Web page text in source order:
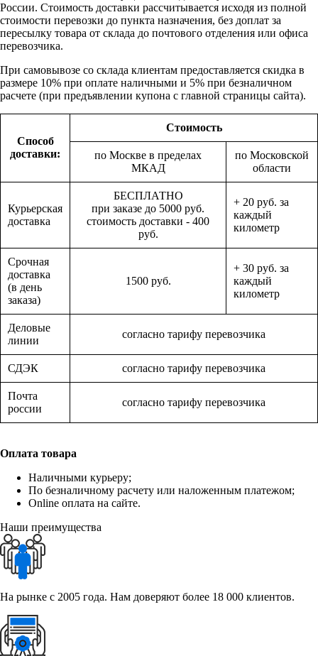
России. Стоимость доставки рассчитывается исходя из полной
стоимости перевозки до пункта назначения, без доплат за
пересылку товара от склада до почтового отделения или офиса
перевозчика.
При самовывозе со склада клиентам предоставляется скидка в
размере 10% при оплате наличными и 5% при безналичном
расчете (при предъявлении купона с главной страницы сайта).
Способ
доставки:
Стоимость
по Москве в пределах
МКАД
по Московской
области
Курьерская
доставка
БЕСПЛАТНО
при заказе до 5000 руб.
стоимость доставки - 400
руб.
+ 20 руб. за
каждый
километр
Срочная
доставка
(в день
заказа)
1500 руб.
+ 30 руб. за
каждый
километр
Деловые
линии
согласно тарифу перевозчика
СДЭК согласно тарифу перевозчика
Почта
россии
согласно тарифу перевозчика
Оплата товара
Наличными курьеру;
По безналичному расчету или наложенным платежом;
Online оплата на сайте.
Наши преимущества
На рынке с 2005 года. Нам доверяют более 18 000 клиентов.